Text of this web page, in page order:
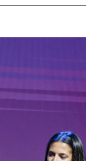
DESTIN DE FEMME
V…DE VOYAGE